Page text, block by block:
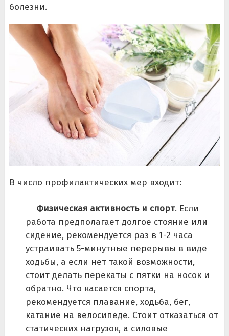
болезни.
В число профилактических мер входит:
Физическая активность и спорт. Если
работа предполагает долгое стояние или
сидение, рекомендуется раз в 1-2 часа
устраивать 5-минутные перерывы в виде
ходьбы, а если нет такой возможности,
стоит делать перекаты с пятки на носок и
обратно. Что касается спорта,
рекомендуется плавание, ходьба, бег,
катание на велосипеде. Стоит отказаться от
статических нагрузок, а силовые